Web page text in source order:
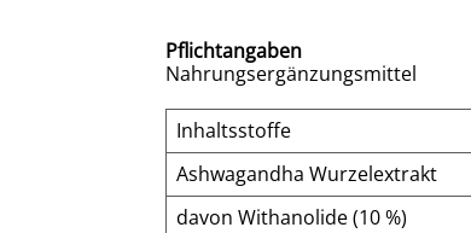
Pflichtangaben
Nahrungsergänzungsmittel
Inhaltsstoffe
Ashwagandha Wurzelextrakt
davon Withanolide (10 %)